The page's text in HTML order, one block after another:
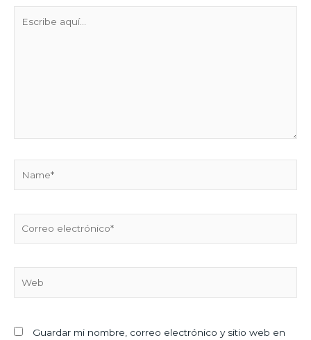
aquí...
electrónico*
Guardar mi nombre, correo electrónico y sitio web en